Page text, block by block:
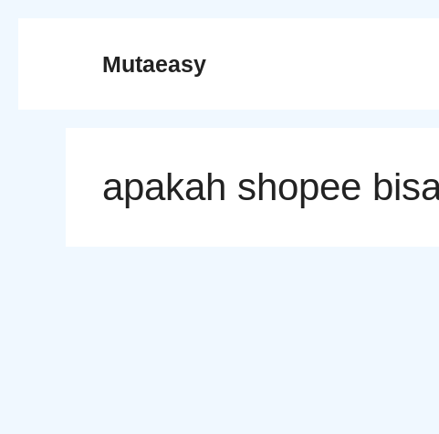
Mutaeasy
apakah shopee